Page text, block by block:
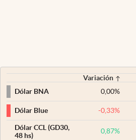
Variación
Dólar BNA
0,00%
Dólar Blue -0,33%
Dólar CCL (GD30,
48 hs)
0,87%